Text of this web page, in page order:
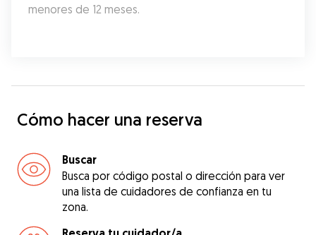
menores de 12 meses.
Cómo hacer una reserva
Buscar
Busca por código postal o dirección para ver
una lista de cuidadores de confianza en tu
zona.